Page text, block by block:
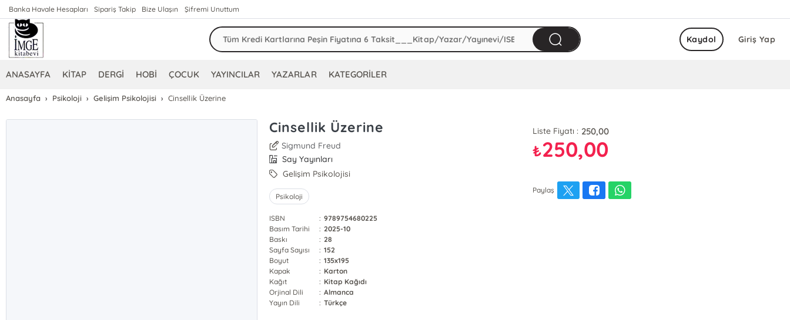
Banka Havale Hesapları Sipariş Takip Bize Ulaşın Şifremi Unuttum
Giriş Yap
Kaydol
ANASAYFA KİTAP DERGİ HOBİ ÇOCUK YAYINCILAR YAZARLAR KATEGORİLER
Anasayfa Psikoloji Gelişim Psikolojisi Cinsellik Üzerine
Cinsellik Üzerine
Sigmund Freud
Say Yayınları
Gelişim Psikolojisi
Psikoloji
ISBN : 9789754680225
Basım Tarihi
: 2025-10
Baskı
: 28
Sayfa Sayısı
: 152
Boyut
: 135x195
Kapak
: Karton
Kağıt
: Kitap Kağıdı
Orjinal Dili
: Almanca
Yayın Dili
: Türkçe
Liste Fiyatı : 250,00
₺250,00
Paylaş